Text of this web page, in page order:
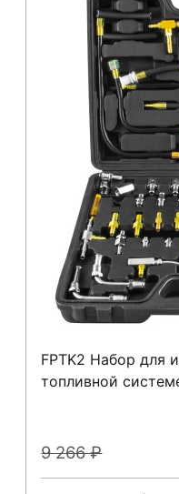
FPTK2 Набор для
топливной
9 266₽